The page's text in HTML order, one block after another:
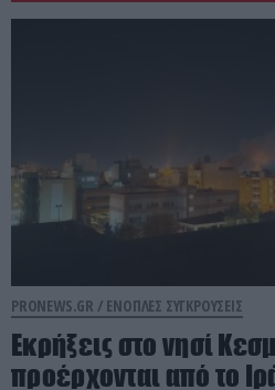
PRONEWS.GR / ΕΝΟΠΛΕΣ ΣΥΓΚΡΟΥΣΕΙΣ
Εκρήξεις στο νησί
προέρχονται από το